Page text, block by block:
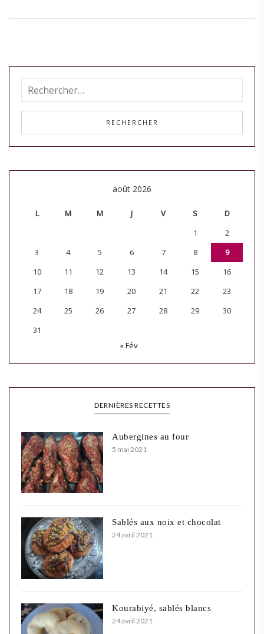
août 2026
L M M J V S
D
1
2
3
4 5 6 7 8
9
10
11 12 13 14 15
16
17
18 19 20 21 22
23
24
25 26 27 28 29
30
31
« Fév
DERNIÈRES RECETTES
Aubergines au four
5 mai 2021
Sablés aux noix et chocolat
24 avril 2021
Kourabiyé, sablés blancs
24 avril 2021